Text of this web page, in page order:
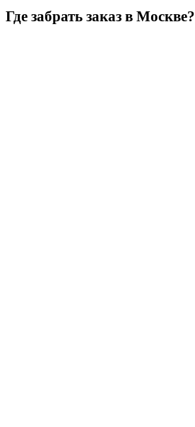
Где забрать заказ в Москве?